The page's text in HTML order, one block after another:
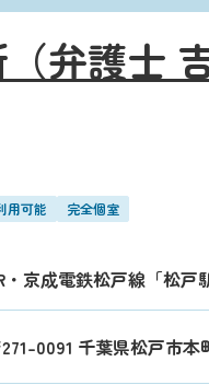
弁護士
用可能 完全個室
・京成電鉄松戸線「松戸
0091 千葉県松戸市